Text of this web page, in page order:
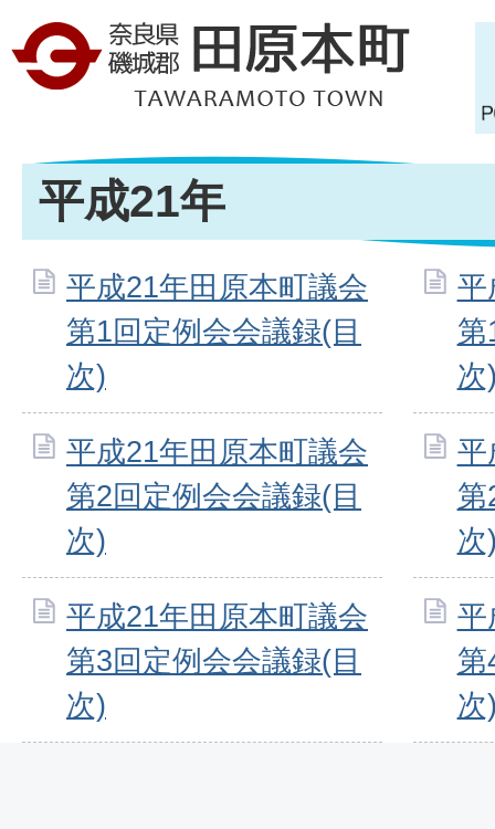
平成21年
平成21年田原本町議会
第1回定例会会議録(目
次)
平
第
次
平成21年田原本町議会
第2回定例会会議録(目
次)
平
第
次
平成21年田原本町議会
第3回定例会会議録(目
次)
平
第
次